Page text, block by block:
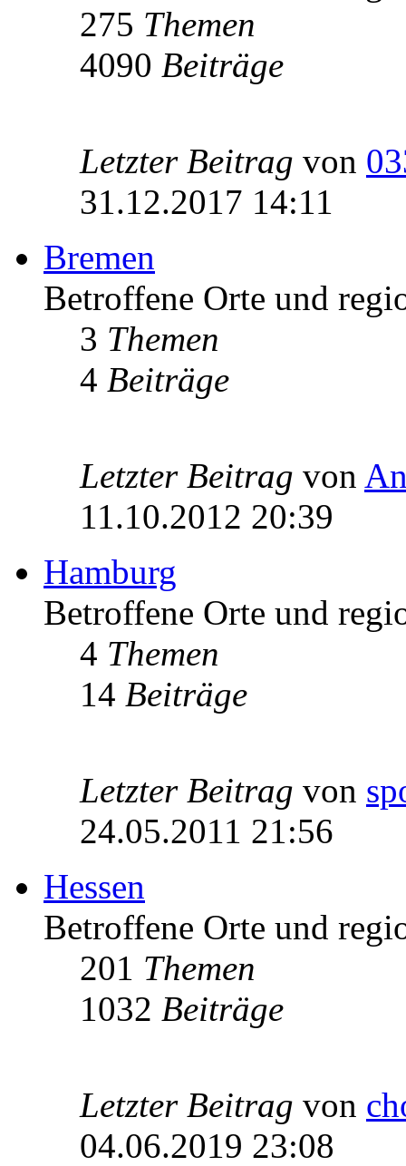
275 Themen
4090 Beiträge
Letzter Beitrag von
31.12.2017 14:11
Bremen
Betroffene Orte und
3 Themen
4 Beiträge
Letzter Beitrag von
11.10.2012 20:39
Hamburg
Betroffene Orte und
4 Themen
14 Beiträge
Letzter Beitrag von
24.05.2011 21:56
Hessen
Betroffene Orte und
201 Themen
1032 Beiträge
Letzter Beitrag von
04.06.2019 23:08